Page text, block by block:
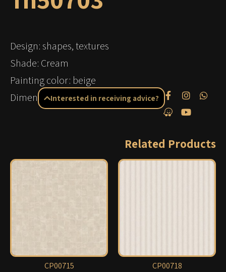
Design: shapes, textures
Shade: Cream
Painting color: beige
Dimensions: 0.68×8.23 m
Related Products
CP00715 CP00718
Interested in receiving advice?